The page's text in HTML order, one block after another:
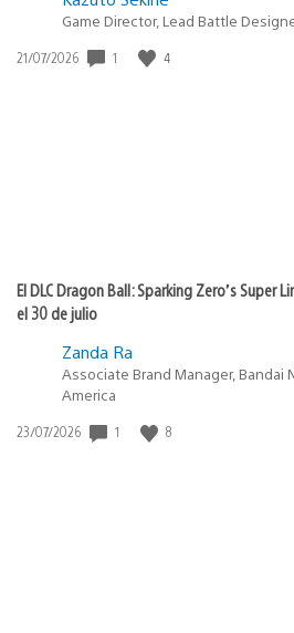
Game Director, Lead Battle
Fecha
21/07/2026 1 4
El DLC Dragon Ball: Sparking Zero’s Super
el 30 de julio
Zanda Ra
Associate Brand Manager, Bandai
America
Fecha
23/07/2026 1 8